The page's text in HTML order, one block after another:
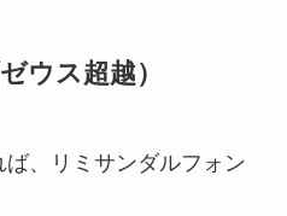
ウス超越）
、リミサンダルフォン